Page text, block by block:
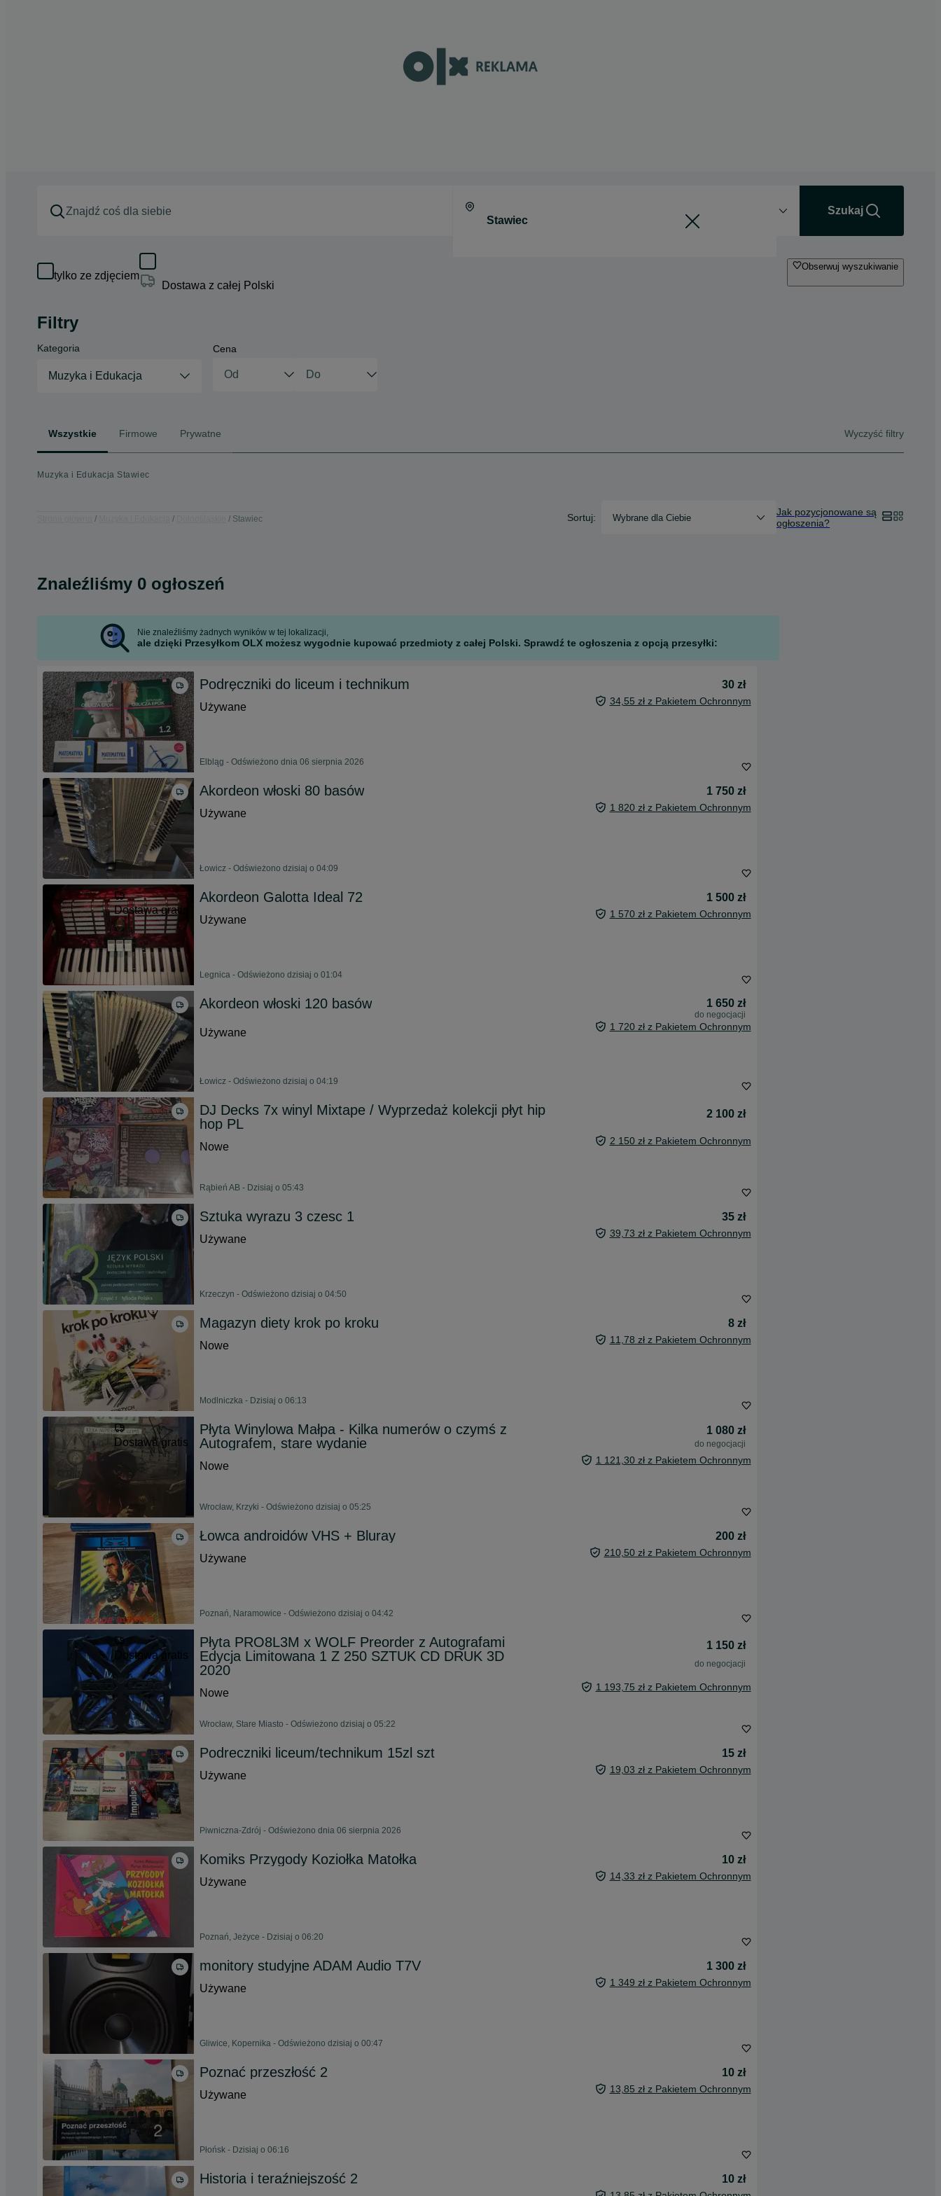
Szukaj
tylko ze zdjęciem
Dostawa z całej Polski
Obserwuj wyszukiwanie
Filtry
Kategoria
Muzyka i Edukacja
Cena
Wszystkie Firmowe Prywatne Wyczyść filtry
Muzyka i Edukacja Stawiec
Stawiec Sortuj: Wybrane dla Ciebie
Jak pozycjonowane są
ogłoszenia?
Znaleźliśmy 0 ogłoszeń
Nie znaleźliśmy żadnych wyników w tej lokalizacji,
ale dzięki Przesyłkom OLX możesz wygodnie kupować przedmioty z całej Polski. Sprawdź te ogłoszenia z opcją przesyłki:
Podręczniki do liceum i technikum
30 zł
Używane
34,55 zł z Pakietem Ochronnym
Elbląg - Odświeżono dnia 06 sierpnia 2026
Akordeon włoski 80 basów
1 750 zł
Używane
1 820 zł z Pakietem Ochronnym
Łowicz - Odświeżono dzisiaj o 04:09
Dostawa gratis
Akordeon Galotta Ideal 72
1 500 zł
Używane
1 570 zł z Pakietem Ochronnym
Legnica - Odświeżono dzisiaj o 01:04
Akordeon włoski 120 basów 1 650 zł
do negocjacji
Używane 1 720 zł z Pakietem Ochronnym
Łowicz - Odświeżono dzisiaj o 04:19
DJ Decks 7x winyl Mixtape / Wyprzedaż kolekcji płyt hip
hop PL
2 100 zł
Nowe 2 150 zł z Pakietem Ochronnym
Rąbień AB - Dzisiaj o 05:43
Sztuka wyrazu 3 czesc 1
35 zł
Używane
39,73 zł z Pakietem Ochronnym
Krzeczyn - Odświeżono dzisiaj o 04:50
Magazyn diety krok po kroku
8 zł
Nowe
11,78 zł z Pakietem Ochronnym
Modlniczka - Dzisiaj o 06:13
Dostawa gratis
Płyta Winylowa Małpa - Kilka numerów o czymś z
Autografem, stare wydanie
1 080 zł
do negocjacji
Nowe 1 121,30 zł z Pakietem Ochronnym
Wrocław, Krzyki - Odświeżono dzisiaj o 05:25
Łowca androidów VHS + Bluray
200 zł
Używane
210,50 zł z Pakietem Ochronnym
Poznań, Naramowice - Odświeżono dzisiaj o 04:42
Dostawa gratis
Płyta PRO8L3M x WOLF Preorder z Autografami
Edycja Limitowana 1 Z 250 SZTUK CD DRUK 3D
2020
1 150 zł
do negocjacji
Nowe 1 193,75 zł z Pakietem Ochronnym
Wrocław, Stare Miasto - Odświeżono dzisiaj o 05:22
Podreczniki liceum/technikum 15zl szt
15 zł
Używane
19,03 zł z Pakietem Ochronnym
Piwniczna-Zdrój - Odświeżono dnia 06 sierpnia 2026
Komiks Przygody Koziołka Matołka
10 zł
Używane
14,33 zł z Pakietem Ochronnym
Poznań, Jeżyce - Dzisiaj o 06:20
monitory studyjne ADAM Audio T7V
1 300 zł
Używane
1 349 zł z Pakietem Ochronnym
Gliwice, Kopernika - Odświeżono dzisiaj o 00:47
Poznać przeszłość 2
10 zł
Używane
13,85 zł z Pakietem Ochronnym
Płońsk - Dzisiaj o 06:16
Historia i teraźniejszość 2
10 zł